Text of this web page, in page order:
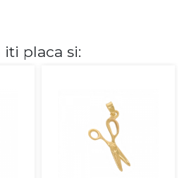
iti placa si: